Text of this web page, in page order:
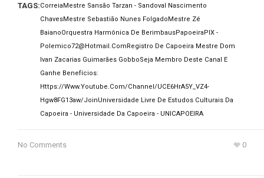
TAGS:Correia Mestre Sansão Tarzan - Sandoval Nascimento
ChavesMestre Sebastião Nunes Folgado Mestre Zé
BaianoOrquestra Harmônica De BerimbausPapoeira PIX -
Polemico72@hotmail.com Registro De Capoeira Mestre Dom
Ivan Zacarias Guimarães GobboSeja Membro Deste Canal E
Ganhe Benefícios:
Https://www.youtube.com/channel/UCE6HrA5Y_VZ4-
Hgw8FG13aw/joinUniversidade Livre De Estudos Culturais Da
Capoeira - Universidade Da Capoeira - UNICAPOEIRA
No Comments 0